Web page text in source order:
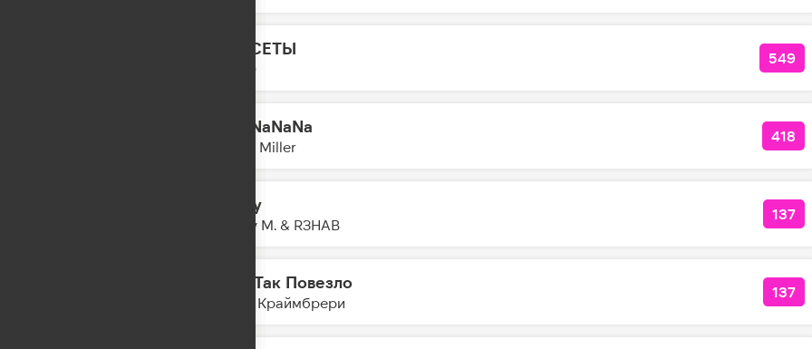
КАССЕТЫ
LYRIQ
549
Hey NaNaNa
Misha Miller
418
Sunny
Boney M. & R3HAB
137
Мне Так Повезло
Мари Краймбрери
137